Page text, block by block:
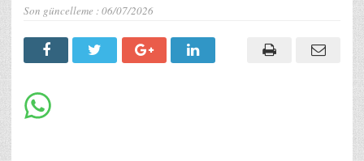
Son güncelleme :06/07/2026